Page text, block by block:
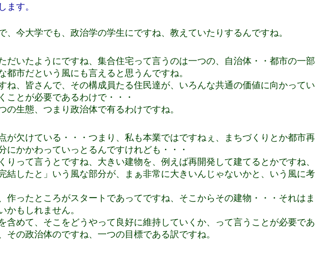
ます。
、今大学でも、政治学の学生にですね、教えていたりするんですね。
だいたようにですね、集合住宅って言うのは一つの、自治体・・都市の一部
都市だという風にも言えると思うんですね。
ね、皆さんで、その構成員たる住民達が、いろんな共通の価値に向かってい
ことが必要であるわけで・・・
の生態、つまり政治体で有るわけですね。
が欠けている・・・つまり、私も本業ではですねぇ、まちづくりとか都市再
にかかわっていっとるんですけれども・・・
りって言うとですね、大きい建物を、例えば再開発して建てるとかですね、
結したと」いう風な部分が、まぁ非常に大きいんじゃないかと、いう風に考
作ったところがスタートであってですね、そこからその建物・・・それはま
かもしれません。
含めて、そこをどうやって良好に維持していくか、って言うことが必要であ
その政治体のですね、一つの目標である訳ですね。